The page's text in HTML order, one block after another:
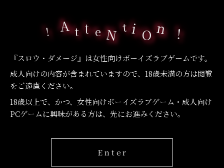
At t eNtiOn
『スロウ・ダメージ』は女性向けボーイズラブゲームです。
成人向けの内容が含まれていますので、18歳未満の方は閲覧
をご遠慮ください。
18歳以上で、かつ、女性向けボーイズラブゲーム・成人向け
PCゲームに興味がある方は、先にお進みください。
Enter